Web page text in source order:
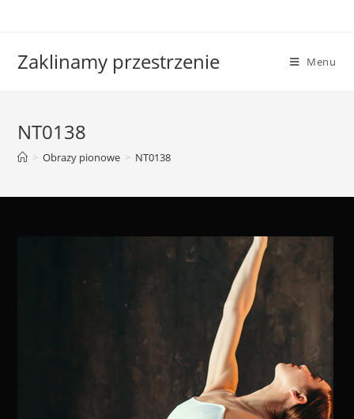
Zaklinamy przestrzenie Menu
NT0138
> Obrazy pionowe > NT0138